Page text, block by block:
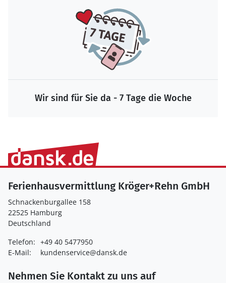
Wir sind für Sie da - 7 Tage die Woche
Ferienhausvermittlung Kröger+Rehn GmbH
Schnackenburgallee 158
22525 Hamburg
Deutschland
Telefon: +49 40 5477950
E-Mail:
kundenservice@dansk.de
Nehmen Sie Kontakt zu uns auf